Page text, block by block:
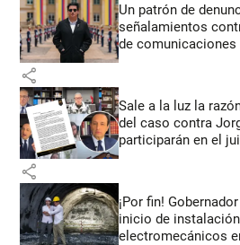
Un patrón de
señalamientos
de comunicaciones
share
Sale a la luz la
del caso contra
participarán en el
share
¡Por fin!
inicio de
electromecánicos